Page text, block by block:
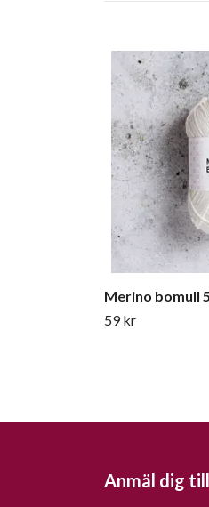
Merino bomull
59 kr
Anmäl dig